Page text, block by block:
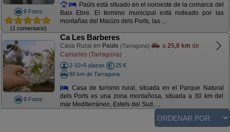
8 Fotos
(1 comentario)
Paüls está situado en el noroeste de la comarca del
Baix Ebre. El termino municipal está rodeado por las
montañas del Macizo dels Ports, las ...
8 Fotos
Ca Les Barberes
Casa Rural en Paüls (Tarragona) a 25,8 km de
Camarles (Tarragona)
2-10+5 plazas
25 €
80 km de Tarragona
Casa de turismo rural, situada en el Parque Natural
dels Ports es una zona montañosa, situada a 30 km del
mar Mediterráneo, Estels del Sud, ...